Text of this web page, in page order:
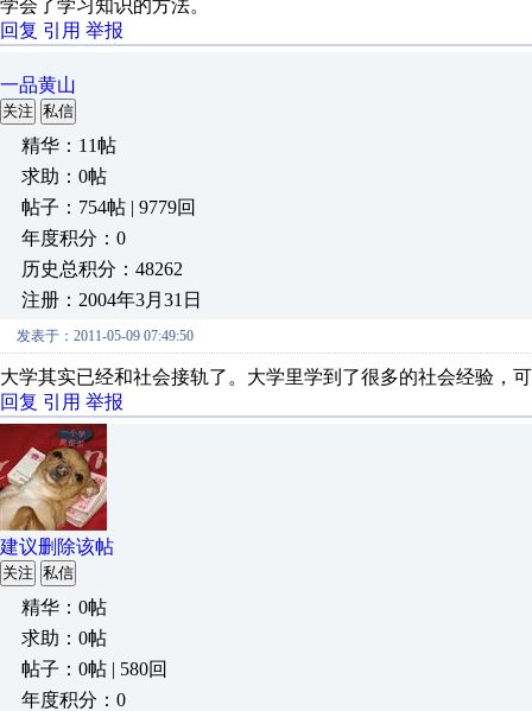
学会了学习知识的方法。
回复 引用 举报
一品黄山
关注 私信
精华：11帖
求助：0帖
帖子：754帖 | 9779回
年度积分：0
历史总积分：48262
注册：2004年3月31日
发表于：2011-05-09 07:49:50
大学其实已经和社会接轨了。大学里学到了很多的社会经验，
回复 引用 举报
建议删除该帖
关注 私信
精华：0帖
求助：0帖
帖子：0帖 | 580回
年度积分：0